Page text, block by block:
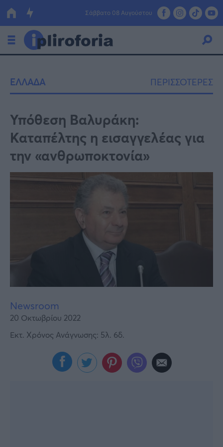
Σάββατο 08 Αυγούστου
Οικονομία
Πολιτική
Τράπεζες
Επιδοτήσεις
ΕΣΠΑ
Κόσμος
Lifestyle
Αθλητικά
Γυναίκα
ΕΛΛΑΔΑ ΠΕΡΙΣΣΟΤΕΡΕΣ
Υπόθεση Βαλυράκη:
Καταπέλτης η εισαγγελέας για
την «ανθρωποκτονία»
Newsroom
20 Οκτωβρίου 2022
Εκτ. Χρόνος Ανάγνωσης: 5λ. 6δ.